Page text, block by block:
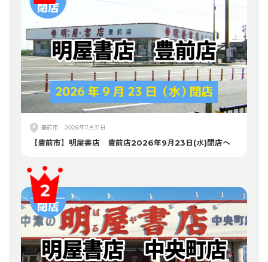
豊前市 2026年7月31日
【豊前市】明屋書店 豊前店2026年9月23日(水)閉店へ